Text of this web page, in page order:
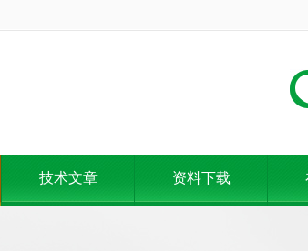
技术文章 资料下载